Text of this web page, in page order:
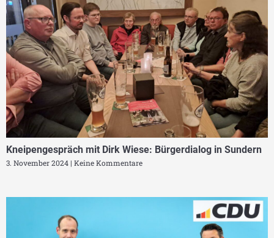
Kneipengespräch mit Dirk Wiese: Bürgerdialog in Sundern
3. November 2024 Keine Kommentare